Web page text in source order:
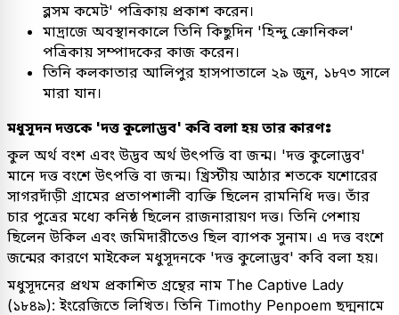
ব্লসম কমেট' পত্রিকায় প্রকাশ করেন।
মাদ্রাজে অবস্থানকালে তিনি কিছুদিন 'হিন্দু ক্রোনিকল'
পত্রিকায় সম্পাদকের কাজ করেন।
তিনি কলকাতার আলিপুর হাসপাতালে ২৯ জুন, ১৮৭৩ সালে
মারা যান।
মধুসূদন দত্তকে 'দত্ত কুলোদ্ভব' কবি বলা হয় তার কারণঃ
কুল অর্থ বংশ এবং উদ্ভব অর্থ উৎপত্তি বা জন্ম। 'দত্ত কুলোদ্ভব'
মানে দত্ত বংশে উৎপত্তি বা জন্ম। খ্রিস্টীয় আঠার শতকে যশোরের
সাগরদাঁড়ী গ্রামের প্রতাপশালী ব্যক্তি ছিলেন রামনিধি দত্ত। তাঁর
চার পুত্রের মধ্যে কনিষ্ঠ ছিলেন রাজনারায়ণ দত্ত। তিনি পেশায়
ছিলেন উকিল এবং জমিদারীতেও ছিল ব্যাপক সুনাম। এ দত্ত বংশে
জন্মের কারণে মাইকেল মধুসূদনকে 'দত্ত কুলোদ্ভব' কবি বলা হয়।
মধুসূদনের প্রথম প্রকাশিত গ্রন্থের নাম The Captive Lady
(১৮৪৯): ইংরেজিতে লিখিত। তিনি Timothy Penpoem ছদ্মনামে